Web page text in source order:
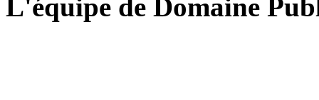
L'équipe de Domaine